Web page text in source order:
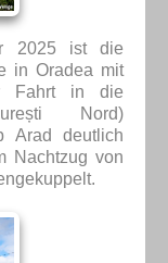
2025 ist die
in Oradea mit
Fahrt in die
Nord)
Arad deutlich
Nachtzug von